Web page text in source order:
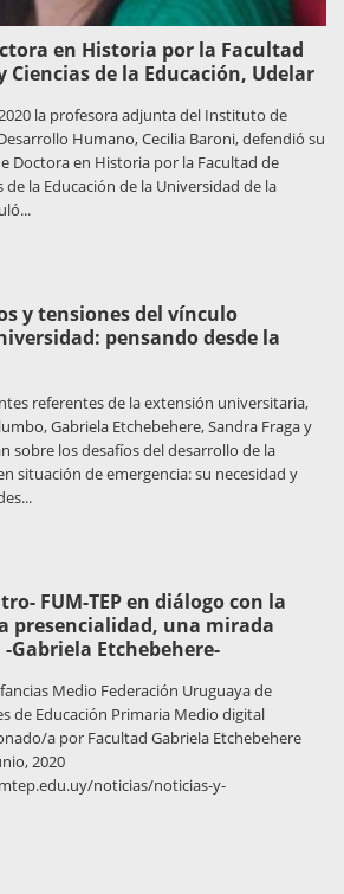
en Historia por la Facultad
Ciencias de la Educación, Udelar
la profesora adjunta del Instituto de
Humano, Cecilia Baroni, defendió su
Doctora en Historia por la Facultad de
la Educación de la Universidad de la
y tensiones del vínculo
pensando desde la
referentes de la extensión universitaria,
Gabriela Etchebehere, Sandra Fraga y
sobre los desafíos del desarrollo de la
situación de emergencia: su necesidad y
FUM-TEP en diálogo con la
presencialidad, una mirada
Gabriela Etchebehere-
Medio Federación Uruguaya de
de Educación Primaria Medio digital
a por Facultad Gabriela Etchebehere
2020
noticias/noticias-y-